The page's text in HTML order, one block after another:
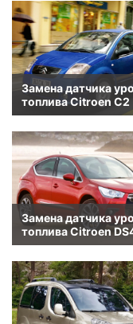
Замена датчика
топлива Citroen C2
Замена датчика
топлива Citroen